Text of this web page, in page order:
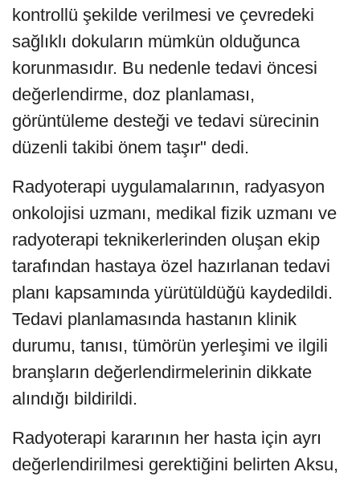
kontrollü şekilde verilmesi ve çevredeki
sağlıklı dokuların mümkün olduğunca
korunmasıdır. Bu nedenle tedavi öncesi
değerlendirme, doz planlaması,
görüntüleme desteği ve tedavi sürecinin
düzenli takibi önem taşır" dedi.
Radyoterapi uygulamalarının, radyasyon
onkolojisi uzmanı, medikal fizik uzmanı ve
radyoterapi teknikerlerinden oluşan ekip
tarafından hastaya özel hazırlanan tedavi
planı kapsamında yürütüldüğü kaydedildi.
Tedavi planlamasında hastanın klinik
durumu, tanısı, tümörün yerleşimi ve ilgili
branşların değerlendirmelerinin dikkate
alındığı bildirildi.
Radyoterapi kararının her hasta için ayrı
değerlendirilmesi gerektiğini belirten Aksu,